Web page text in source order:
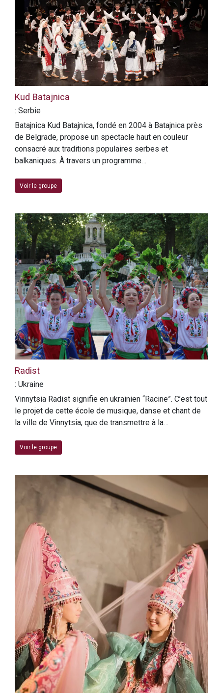
Kud Batajnica
: Serbie
Batajnica Kud Batajnica, fondé en 2004 à Batajnica près
de Belgrade, propose un spectacle haut en couleur
consacré aux traditions populaires serbes et
balkaniques. À travers un programme…
Voir le groupe
Radist
: Ukraine
Vinnytsia Radist signifie en ukrainien “Racine”. C’est tout
le projet de cette école de musique, danse et chant de
la ville de Vinnytsia, que de transmettre à la…
Voir le groupe